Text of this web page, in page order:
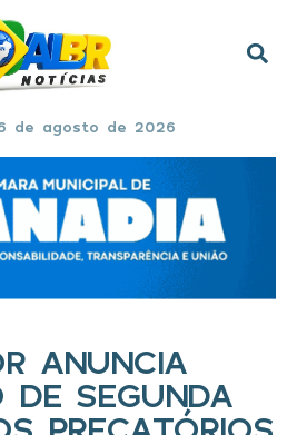
de agosto de 2026
ANUNCIA
DE SEGUNDA